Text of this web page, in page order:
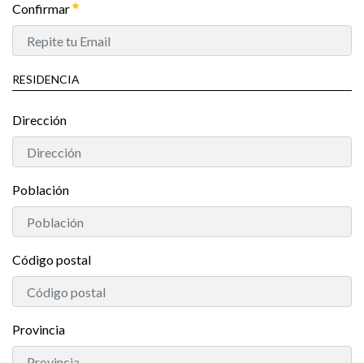
Confirmar
RESIDENCIA
Dirección
Población
Código postal
Provincia